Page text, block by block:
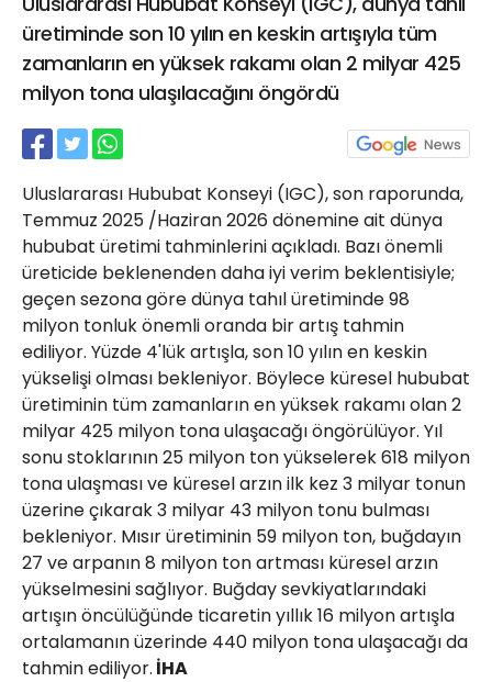
üretiminde son 10 yılın en keskin artışıyla tüm
zamanların en yüksek rakamı olan 2 milyar 425
milyon tona ulaşılacağını öngördü
Uluslararası Hububat Konseyi (IGC), son raporunda,
Temmuz 2025 /Haziran 2026 dönemine ait dünya
hububat üretimi tahminlerini açıkladı. Bazı önemli
üreticide beklenenden daha iyi verim beklentisiyle;
geçen sezona göre dünya tahıl üretiminde 98
milyon tonluk önemli oranda bir artış tahmin
ediliyor. Yüzde 4'lük artışla, son 10 yılın en keskin
yükselişi olması bekleniyor. Böylece küresel hububat
üretiminin tüm zamanların en yüksek rakamı olan 2
milyar 425 milyon tona ulaşacağı öngörülüyor. Yıl
sonu stoklarının 25 milyon ton yükselerek 618 milyon
tona ulaşması ve küresel arzın ilk kez 3 milyar tonun
üzerine çıkarak 3 milyar 43 milyon tonu bulması
bekleniyor. Mısır üretiminin 59 milyon ton, buğdayın
27 ve arpanın 8 milyon ton artması küresel arzın
yükselmesini sağlıyor. Buğday sevkiyatlarındaki
artışın öncülüğünde ticaretin yıllık 16 milyon artışla
ortalamanın üzerinde 440 milyon tona ulaşacağı da
tahmin ediliyor. İHA
21 Gölcük
02624132333
haber@golcukpostasi.com